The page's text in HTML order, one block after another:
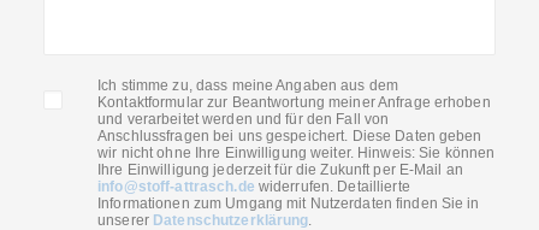
Ich stimme zu, dass meine Angaben aus dem
Kontaktformular zur Beantwortung meiner Anfrage erhoben
und verarbeitet werden und für den Fall von
Anschlussfragen bei uns gespeichert. Diese Daten geben
wir nicht ohne Ihre Einwilligung weiter. Hinweis: Sie können
Ihre Einwilligung jederzeit für die Zukunft per E-Mail an
info@stoff-attrasch.de widerrufen. Detaillierte
Informationen zum Umgang mit Nutzerdaten finden Sie in
unserer Datenschutzerklärung.